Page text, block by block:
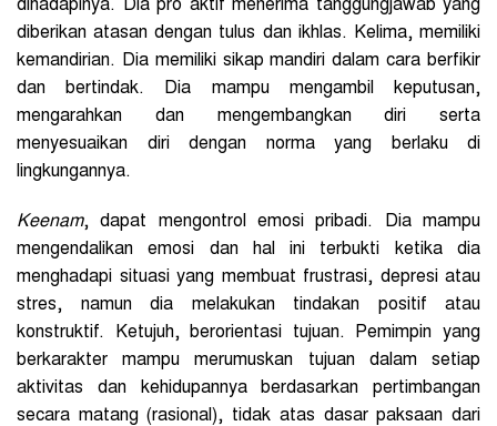
dihadapinya. Dia pro aktif menerima tanggungjawab yang
diberikan atasan dengan tulus dan ikhlas. Kelima, memiliki
kemandirian. Dia memiliki sikap mandiri dalam cara berfikir
dan bertindak. Dia mampu mengambil keputusan,
mengarahkan dan mengembangkan diri serta
menyesuaikan diri dengan norma yang berlaku di
lingkungannya.
Keenam, dapat mengontrol emosi pribadi. Dia mampu
mengendalikan emosi dan hal ini terbukti ketika dia
menghadapi situasi yang membuat frustrasi, depresi atau
stres, namun dia melakukan tindakan positif atau
konstruktif. Ketujuh, berorientasi tujuan. Pemimpin yang
berkarakter mampu merumuskan tujuan dalam setiap
aktivitas dan kehidupannya berdasarkan pertimbangan
secara matang (rasional), tidak atas dasar paksaan dari